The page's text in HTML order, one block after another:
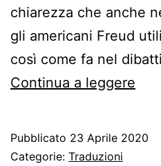
chiarezza che anche
gli americani Freud
così come fa nel
Continua a leggere
Pubblicato 23 Aprile 2020
Categorie: Traduzioni